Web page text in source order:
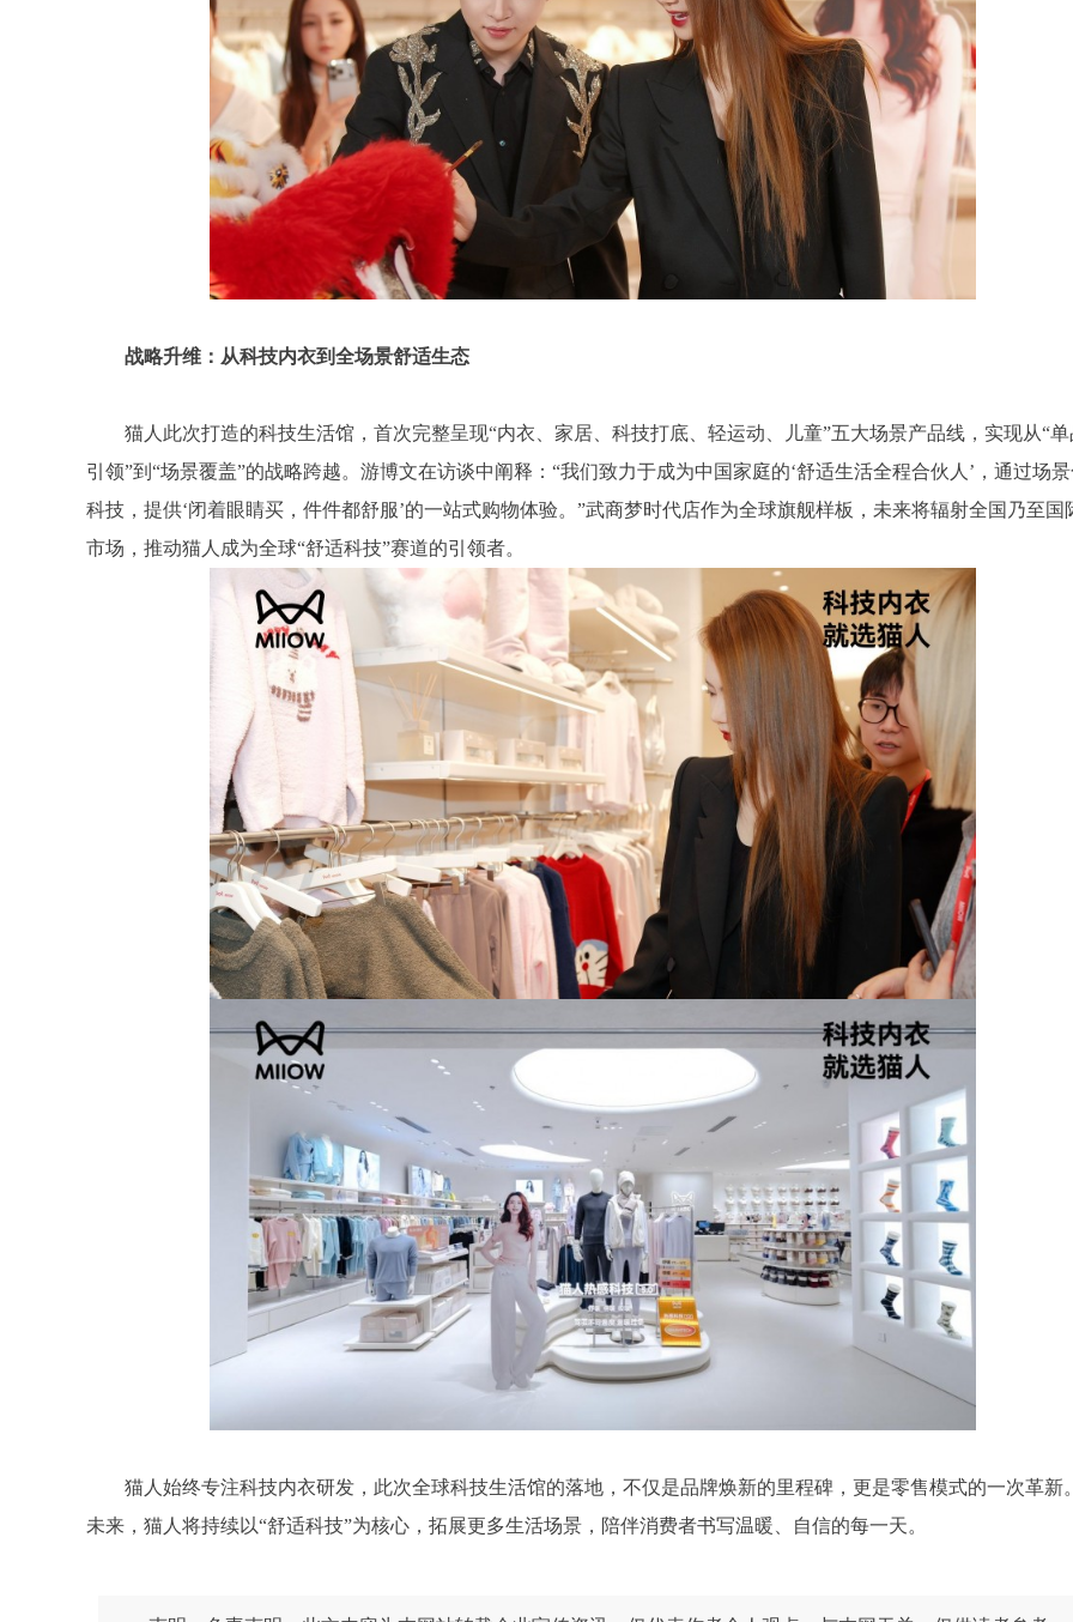
战略升维：从科技内衣到全场景舒适生态
猫人此次打造的科技生活馆，首次完整呈现“内衣、家居、科技打底、轻运动、儿童”五大场景产品线，实现从“单
引领”到“场景覆盖”的战略跨越。游博文在访谈中阐释：“我们致力于成为中国家庭的‘舒适生活全程合伙人’，通过场
科技，提供‘闭着眼睛买，件件都舒服’的一站式购物体验。”武商梦时代店作为全球旗舰样板，未来将辐射全国乃至国
市场，推动猫人成为全球“舒适科技”赛道的引领者。
猫人始终专注科技内衣研发，此次全球科技生活馆的落地，不仅是品牌焕新的里程碑，更是零售模式的一次革新。
未来，猫人将持续以“舒适科技”为核心，拓展更多生活场景，陪伴消费者书写温暖、自信的每一天。